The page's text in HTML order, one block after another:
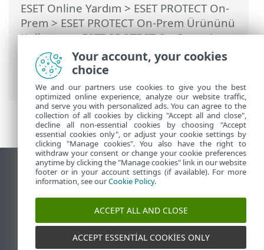
ESET Online Yardım > ESET PROTECT On-
Prem > ESET PROTECT On-Prem Ürününü
Kullanma>ESET PROTECT On-Prem Ana
Menü> Daha Fazla >Erişim Hakları>
Kullanıcılar> İki Öğeli Kimlik
Doğrulaması
Masaüstü sitesini görüntüle
End of Life
ESET Bilgi Bankası
ESET Status Portal
Bölgesel destek
Your account, your cookies
choice
We and our partners use cookies to give you the best
optimized online experience, analyze our website traffic,
and serve you with personalized ads. You can agree to the
collection of all cookies by clicking "Accept all and close",
decline all non-essential cookies by choosing "Accept
essential cookies only", or adjust your cookie settings by
clicking "Manage cookies". You also have the right to
withdraw your consent or change your cookie preferences
anytime by clicking the "Manage cookies" link in our website
footer or in your account settings (if available). For more
information, see ourCookie Policy.
ACCEPT ALL AND CLOSE
ACCEPT ESSENTIAL COOKIES ONLY